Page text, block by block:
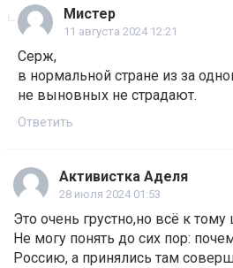
Мистер
11 августа 2024 12:21
Серж,
в нормальной стране из за
не выновных не страдают.
Ответить
Активистка Аделя
28 июля 2024 01:53
Это очень грустно,но всё к
Не могу понять до сих пор:
Россию, а принялись там